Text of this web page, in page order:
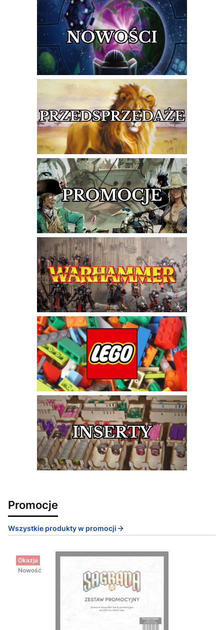
Promocje
Wszystkie produkty w promocji
Okazja
Nowość